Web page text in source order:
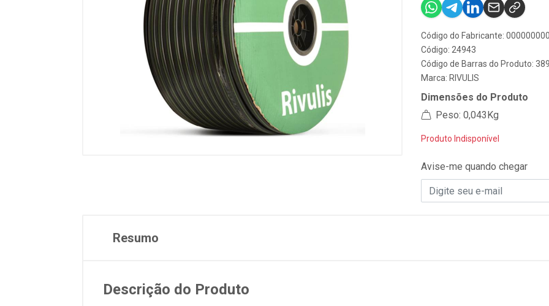
Código do Fabricante:
Código: 24943
Código de Barras do Produto:
Marca: RIVULIS
Dimensões do Produto
Peso: 0,043Kg
Produto Indisponível
Avise-me quando chegar
Resumo
Descrição do Produto